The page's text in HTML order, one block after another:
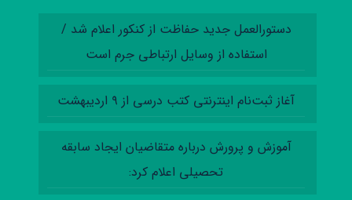
دستورالعمل‌ جدید حفاظت از کنکور اعلام شد /
استفاده از وسایل ارتباطی جرم است
آغاز ثبت‌نام اینترنتی کتب درسی از ۹ اردیبهشت
آموزش‌ و پرورش درباره متقاضیان ایجاد سابقه
تحصیلی اعلام کرد: